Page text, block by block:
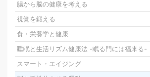
腸から脳の健康を考える
視覚を鍛える
食・栄養学と健康
睡眠と生活リズム健康法 -眠る門には福来る-
スマート・エイジング